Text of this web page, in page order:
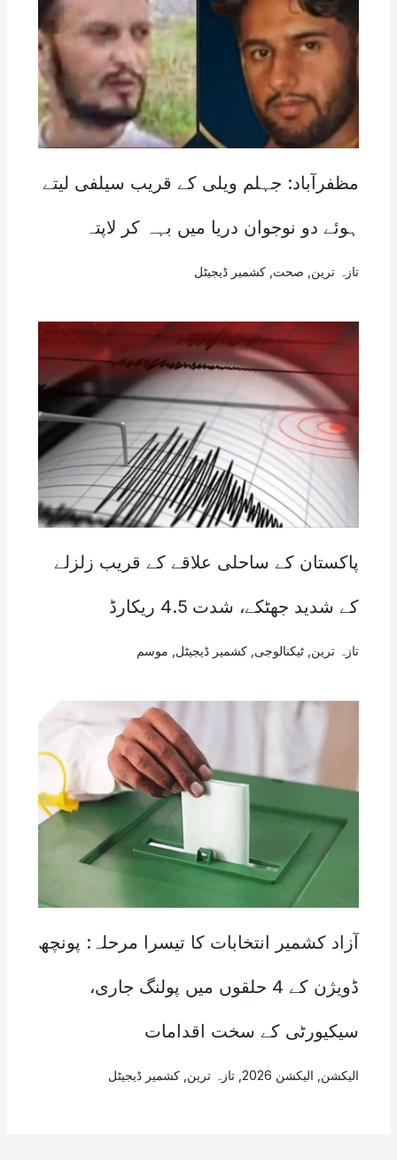
مظفرآباد: جہلم ویلی کے قریب سیلفی لیتے
ہوئے دو نوجوان دریا میں بہہ کر لاپتہ
تازہ ترین صحت کشمیر ڈیجیٹل
پاکستان کے ساحلی علاقے کے قریب زلزلے
کے شدید جھٹکے، شدت 4.5 ریکارڈ
تازہ ترین ٹیکنالوجی کشمیر ڈیجیٹل موسم
آزاد کشمیر انتخابات کا تیسرا مرحلہ: پونچھ
ڈویژن کے 4 حلقوں میں پولنگ جاری،
سیکیورٹی کے سخت اقدامات
الیکشن الیکشن 2026 , تازہ ترین کشمیر ڈیجیٹل